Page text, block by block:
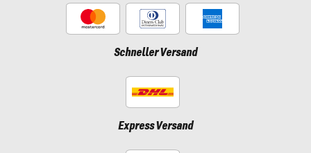
Schneller Versand
Express Versand